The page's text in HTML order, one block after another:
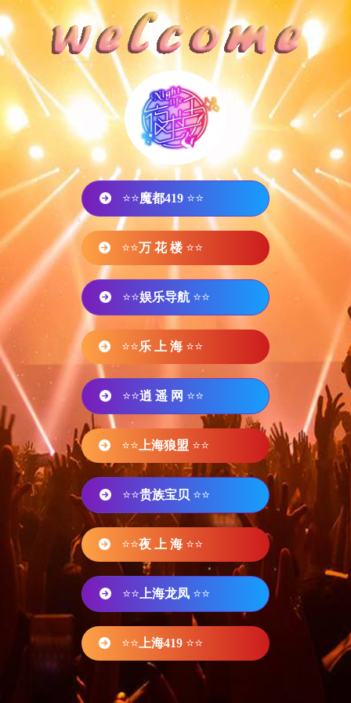
⭐⭐魔都419 ⭐⭐
⭐⭐万 花 楼 ⭐⭐
⭐⭐娱乐导航 ⭐⭐
⭐⭐乐 上 海 ⭐⭐
⭐⭐逍 遥 网 ⭐⭐
⭐⭐ 上海狼盟 ⭐⭐
⭐⭐贵族宝贝 ⭐⭐
⭐⭐夜 上 海 ⭐⭐
⭐⭐ 上海龙凤 ⭐⭐
⭐⭐ 上海419 ⭐⭐